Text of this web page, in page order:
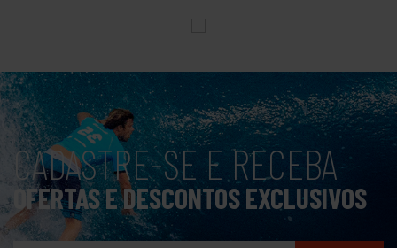
CADASTRE-SE E RECEBA
OFERTAS E DESCONTOS EXCLUSIVOS